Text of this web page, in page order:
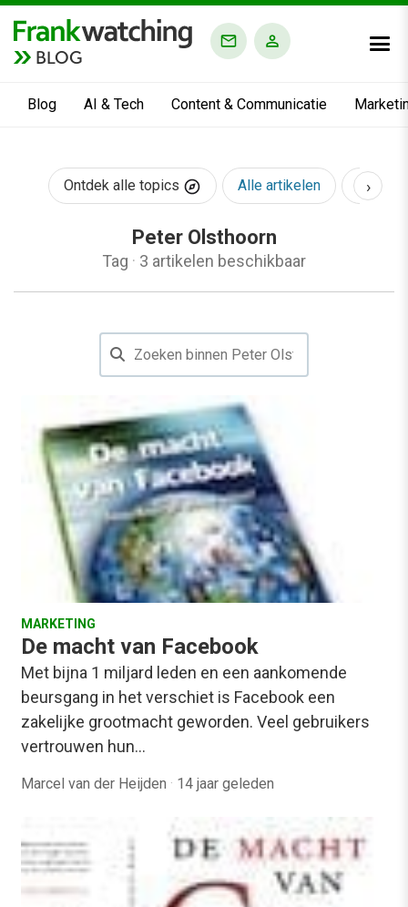
BLOG
Blog AI & Tech Content & Communicatie
Ontdek alle topics Alle artikelen AI &
›
Peter Olsthoorn
Tag · 3 artikelen beschikbaar
MARKETING
De macht van Facebook
Met bijna 1 miljard leden en een aankomende
beursgang in het verschiet is Facebook een
zakelijke grootmacht geworden. Veel gebruikers
vertrouwen hun…
Marcel van der Heijden · 14 jaar geleden